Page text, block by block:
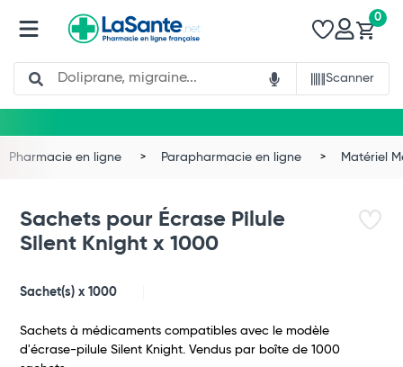
Search
Scanner
0
Pharmacie en ligne Parapharmacie en ligne Matériel
Sachets pour Écrase Pilule
Silent Knight x 1000
Sachet(s) x 1000
Sachets à médicaments compatibles avec le modèle
d'écrase-pilule Silent Knight. Vendus par boîte de 1000